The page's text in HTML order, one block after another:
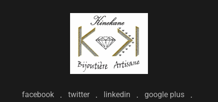
facebook twitter linkedin google plus